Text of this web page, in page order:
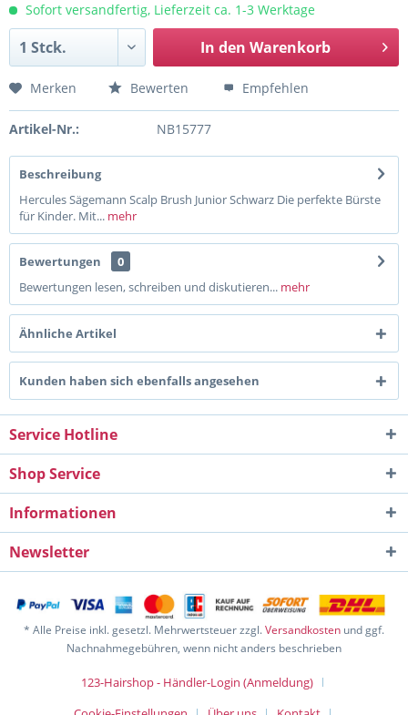
Sofort versandfertig, Lieferzeit ca. 1-3 Werktage
In den Warenkorb
Merken Bewerten Empfehlen
Artikel-Nr.: NB15777
Beschreibung
Hercules Sägemann Scalp Brush Junior Schwarz Die perfekte Bürste
für Kinder. Mit... mehr
Bewertungen
0
Bewertungen lesen, schreiben und diskutieren... mehr
Ähnliche Artikel
Kunden haben sich ebenfalls angesehen
Service Hotline
Shop Service
Informationen
Newsletter
* Alle Preise inkl. gesetzl. Mehrwertsteuer zzgl.Versandkosten und ggf.
Nachnahmegebühren, wenn nicht anders beschrieben
123-Hairshop - Händler-Login (Anmeldung)